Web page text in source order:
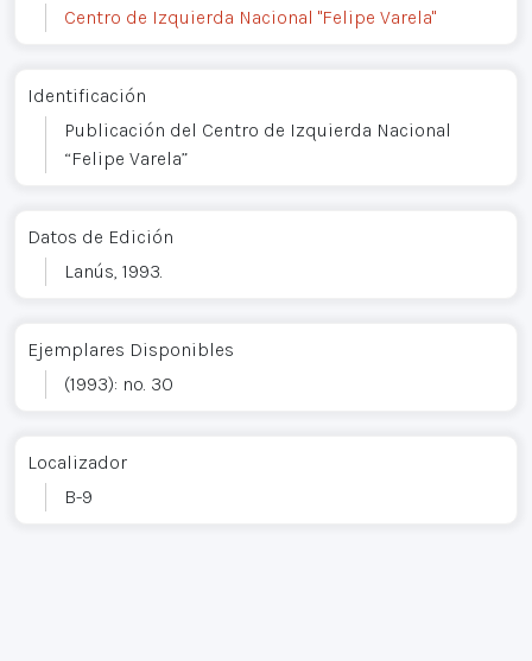
Centro de Izquierda Nacional "Felipe Varela"
Identificación
Publicación del Centro de Izquierda Nacional
“Felipe Varela”
Datos de Edición
Lanús, 1993.
Ejemplares Disponibles
(1993): no. 30
Localizador
B-9